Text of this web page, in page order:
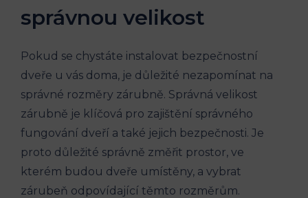
správnou velikost
Pokud se chystáte instalovat bezpečnostní
dveře u vás doma, je důležité nezapomínat na
správné rozměry zárubně. Správná velikost
zárubně je klíčová pro zajištění správného
fungování dveří a také jejich bezpečnosti. Je
proto důležité správně změřit prostor, ve
kterém budou dveře umístěny, a vybrat
zárubeň odpovídající těmto rozměrům.